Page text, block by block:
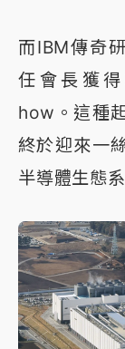
而IBM傳奇
任會長獲
how。這種
終於迎來一
半導體生態系